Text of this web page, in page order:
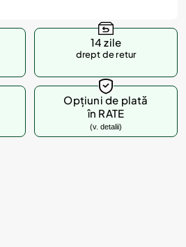
14 zile
drept de retur
Opțiuni de plată
în RATE
(v. detalii)